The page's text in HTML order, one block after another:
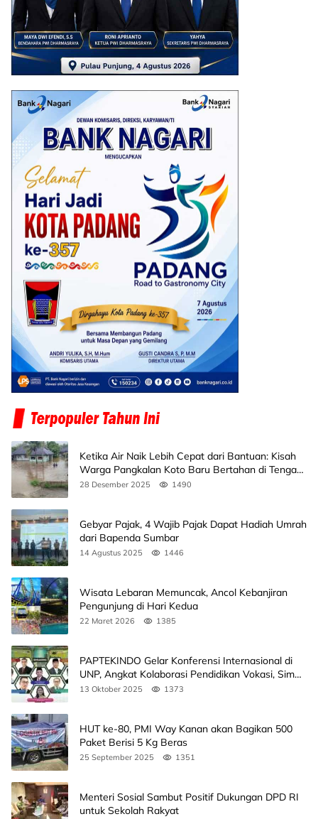
Ketika Air Naik Lebih Cepat dari Bantuan: Kisah
Warga Pangkalan Koto Baru Bertahan di Tengah
Banjir
28 Desember 2025 1490
Gebyar Pajak, 4 Wajib Pajak Dapat Hadiah Umrah
dari Bapenda Sumbar
14 Agustus 2025 1446
Wisata Lebaran Memuncak, Ancol Kebanjiran
Pengunjung di Hari Kedua
22 Maret 2026 1385
PAPTEKINDO Gelar Konferensi Internasional di
UNP, Angkat Kolaborasi Pendidikan Vokasi, Simak
Agendanya
13 Oktober 2025 1373
HUT ke-80, PMI Way Kanan akan Bagikan 500
Paket Berisi 5 Kg Beras
25 September 2025 1351
Menteri Sosial Sambut Positif Dukungan DPD RI
untuk Sekolah Rakyat